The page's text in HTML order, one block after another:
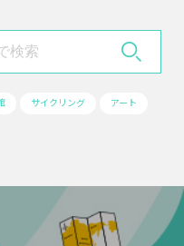
サイクリング アート